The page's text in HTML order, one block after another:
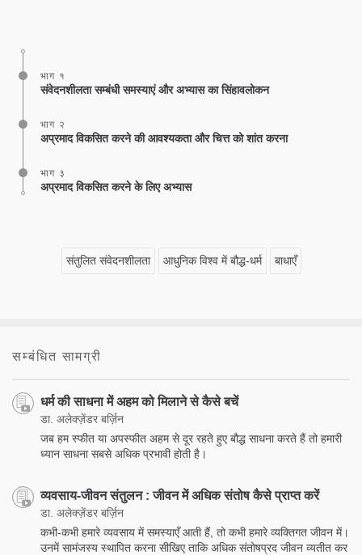
भाग १
संवेदनशीलता सम्बंधी समस्याएं और अभ्यास का सिंहावलोकन
भाग २
अप्रमाद विकसित करने की आवश्यकता और चित्त को शांत करना
भाग ३
अप्रमाद विकसित करने के लिए अभ्यास
संतुलित संवेदनशीलता आधुनिक विश्व में बौद्ध-धर्म बाधाएँ
सम्बंधित सामग्री
धर्म की साधना में अहम को मिलाने से कैसे बचें
डा. अलेक्ज़ेंडर बर्ज़िन
जब हम स्फीत या अपस्फीत अहम से दूर रहते हुए बौद्ध साधना करते हैं तो हमारी
ध्यान साधना सबसे अधिक प्रभावी होती है।
व्यवसाय-जीवन संतुलन : जीवन में अधिक संतोष कैसे प्राप्त करें
डा. अलेक्ज़ेंडर बर्ज़िन
कभी-कभी हमारे व्यवसाय में समस्याएँ आती हैं, तो कभी हमारे व्यक्तिगत जीवन में।
उनमें सामंजस्य स्थापित करना सीखिए ताकि अधिक संतोषप्रद जीवन व्यतीत कर